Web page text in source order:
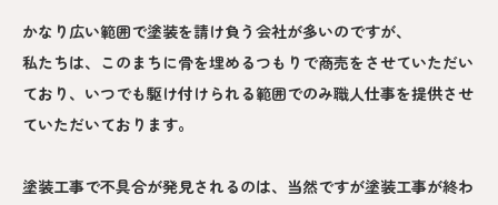
かなり広い範囲で塗装を請け負う会社が多いのですが、
私たちは、このまちに骨を埋めるつもりで商売をさせていただい
ており、いつでも駆け付けられる範囲でのみ職人仕事を提供させ
ていただいております。
塗装工事で不具合が発見されるのは、当然ですが塗装工事が終わ